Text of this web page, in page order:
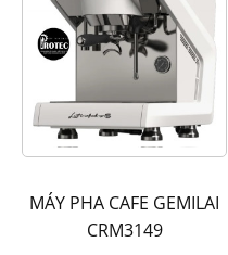
MÁY PHA CAFE GEMILAI
CRM3149